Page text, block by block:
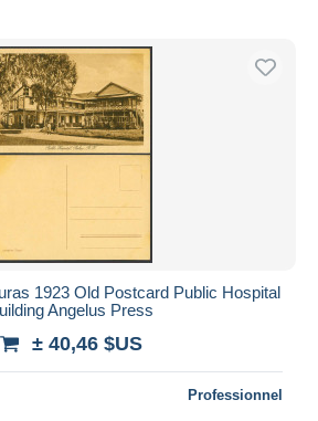
1923 Old Postcard Public Hospital
Angelus Press
± 40,46 $US
Professionnel